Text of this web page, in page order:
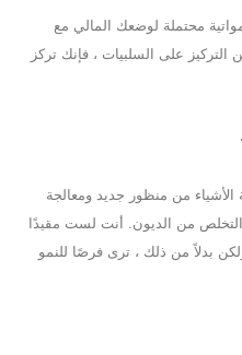
محتملة لوضعك المالي مع
التركيز على السلبيات ، فإنك تركز
من منظور جديد ومعالجة
التخلص من الديون. أنت لست مقيدًا
بدلاً من ذلك ، ترى فرصًا للنمو